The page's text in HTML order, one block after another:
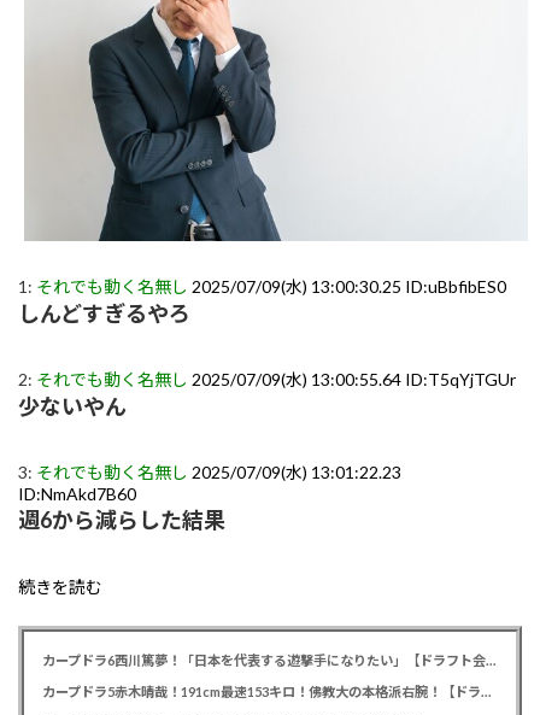
1: それでも動く名無し 2025/07/09(水) 13:00:30.25 ID:uBbfibES0
しんどすぎるやろ
2: それでも動く名無し 2025/07/09(水) 13:00:55.64 ID:T5qYjTGUr
少ないやん
3: それでも動く名無し 2025/07/09(水) 13:01:22.23
ID:NmAkd7B60
週6から減らした結果
続きを読む
カープドラ6西川篤夢！「日本を代表する遊撃手になりたい」【ドラフト会議2025】
カープドラ5赤木晴哉！191cm最速153キロ！佛教大の本格派右腕！【ドラフト会議2025】